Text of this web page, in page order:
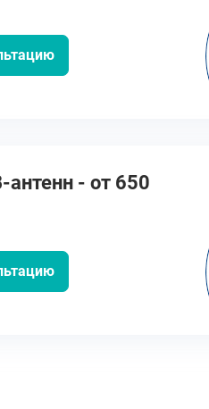
антенн - от 650